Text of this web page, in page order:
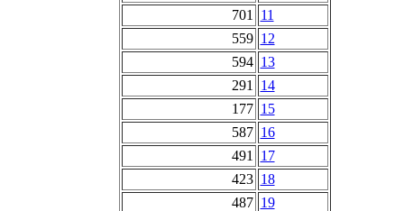
701
11
559 12
594 13
291
14
177 15
587 16
491
17
423 18
487 19